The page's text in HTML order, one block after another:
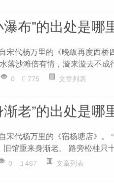
布”的出处是哪
宋代杨万里的《晚皈再度西
落沙滩倍有情，漩来漩去不成
0 775 文章列表
老”的出处是哪
宋代杨万里的《宿杨塘店》
馆重来身渐老。 路旁松桂只
0 467 文章列表